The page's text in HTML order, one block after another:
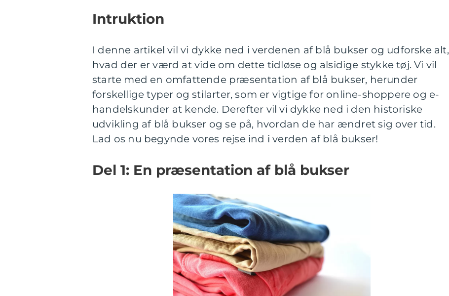
Intruktion
I denne artikel vil vi dykke ned i verdenen af blå bukser og udforske alt,
hvad der er værd at vide om dette tidløse og alsidige stykke tøj. Vi vil
starte med en omfattende præsentation af blå bukser, herunder
forskellige typer og stilarter, som er vigtige for online-shoppere og e-
handelskunder at kende. Derefter vil vi dykke ned i den historiske
udvikling af blå bukser og se på, hvordan de har ændret sig over tid.
Lad os nu begynde vores rejse ind i verden af blå bukser!
Del 1: En præsentation af blå bukser